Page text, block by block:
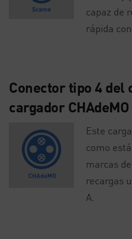
capaz de
rápida
Conector tipo 4 del
cargador CHAdeMO
Este
como
marcas
recargas
A.